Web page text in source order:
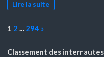
Lire la suite
Page:
1 2 … 294 Next
»
Classement des internautes